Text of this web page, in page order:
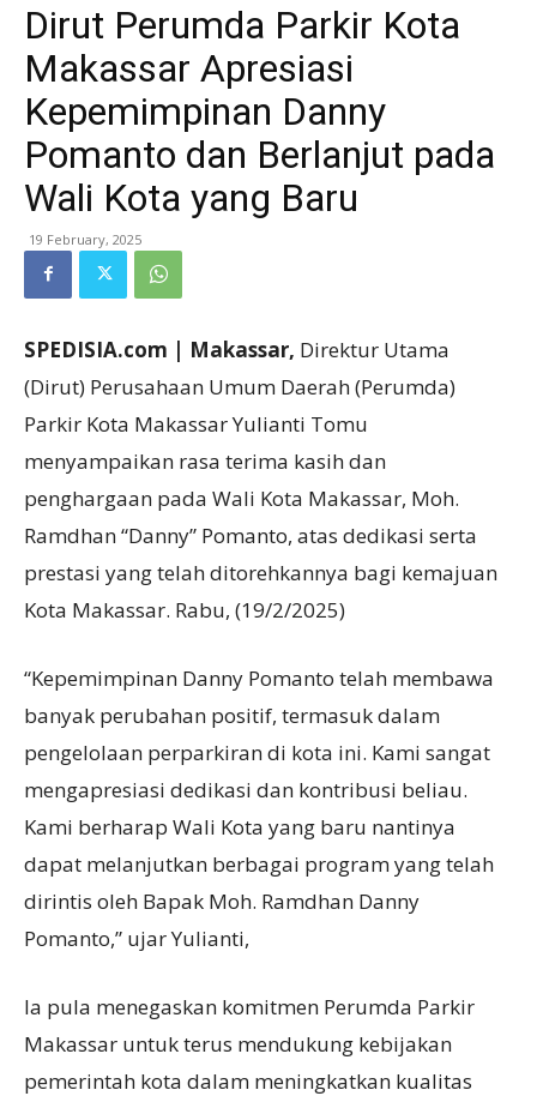
Dirut Perumda Parkir Kota
Makassar Apresiasi
Kepemimpinan Danny
Pomanto dan Berlanjut pada
Wali Kota yang Baru
19 February, 2025
SPEDISIA.com | Makassar, Direktur Utama
(Dirut) Perusahaan Umum Daerah (Perumda)
Parkir Kota Makassar Yulianti Tomu
menyampaikan rasa terima kasih dan
penghargaan pada Wali Kota Makassar, Moh.
Ramdhan “Danny” Pomanto, atas dedikasi serta
prestasi yang telah ditorehkannya bagi kemajuan
Kota Makassar. Rabu, (19/2/2025)
“Kepemimpinan Danny Pomanto telah membawa
banyak perubahan positif, termasuk dalam
pengelolaan perparkiran di kota ini. Kami sangat
mengapresiasi dedikasi dan kontribusi beliau.
Kami berharap Wali Kota yang baru nantinya
dapat melanjutkan berbagai program yang telah
dirintis oleh Bapak Moh. Ramdhan Danny
Pomanto,” ujar Yulianti,
Ia pula menegaskan komitmen Perumda Parkir
Makassar untuk terus mendukung kebijakan
pemerintah kota dalam meningkatkan kualitas